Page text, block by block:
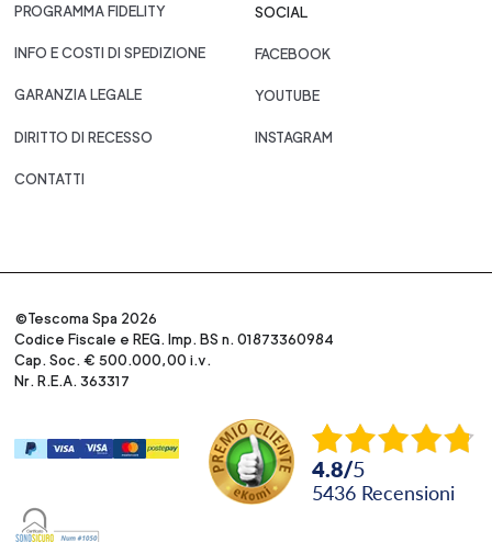
PROGRAMMA FIDELITY
INFO E COSTI DI SPEDIZIONE
GARANZIA LEGALE
DIRITTO DI RECESSO
CONTATTI
SOCIAL
FACEBOOK
YOUTUBE
INSTAGRAM
©Tescoma Spa 2026
Codice Fiscale e REG. Imp. BS n. 01873360984
Cap. Soc. € 500.000,00 i.v.
Nr. R.E.A. 363317
4.8/5
5436 recensioni